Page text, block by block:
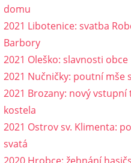
domu
2021 Libotenice: svatba
Barbory
2021 Oleško: slavnosti obce
2021 Nučničky: poutní mše
2021 Brozany: nový vstupní
kostela
2021 Ostrov sv. Klimenta:
svatá